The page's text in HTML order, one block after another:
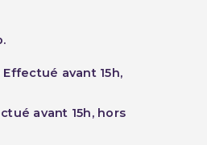
avant 15h,
avant 15h, hors